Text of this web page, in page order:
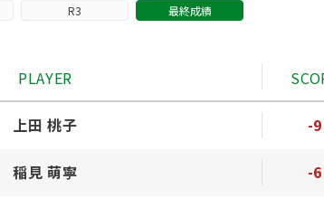
R3 最終成績
PLAYER
上田 桃子 -9
稲見 萌寧 -6